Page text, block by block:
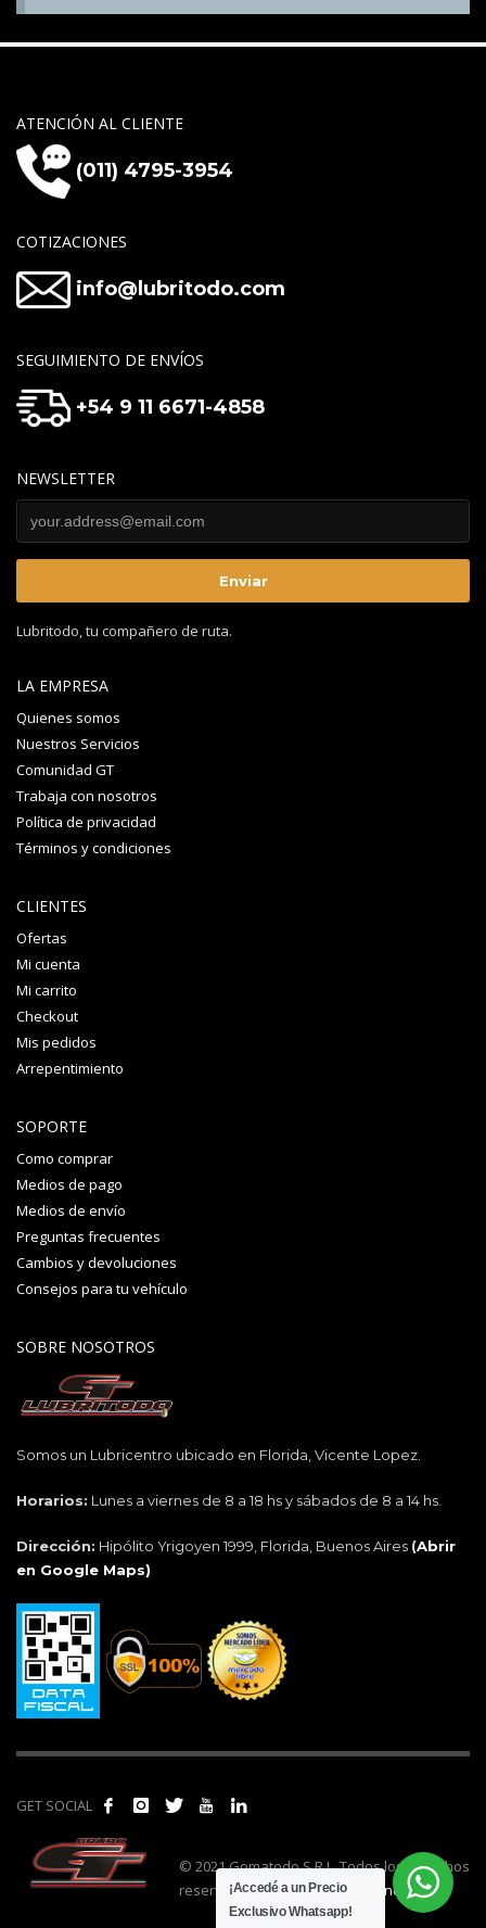
ATENCIÓN AL CLIENTE
(011) 4795-3954
COTIZACIONES
info@lubritodo.com
SEGUIMIENTO DE ENVÍOS
+54 9 11 6671-4858
NEWSLETTER
Lubritodo, tu compañero de ruta.
LA EMPRESA
Quienes somos
Nuestros Servicios
Comunidad GT
Trabaja con nosotros
Política de privacidad
Términos y condiciones
CLIENTES
Ofertas
Mi cuenta
Mi carrito
Checkout
Mis pedidos
Arrepentimiento
SOPORTE
Como comprar
Medios de pago
Medios de envío
Preguntas frecuentes
Cambios y devoluciones
Consejos para tu vehículo
SOBRE NOSOTROS
Somos un Lubricentro ubicado en Florida, Vicente Lopez.
Horarios: Lunes a viernes de 8 a 18 hs y sábados de 8 a 14 hs.
Dirección: Hipólito Yrigoyen 1999, Florida, Buenos Aires (Abrir
en Google Maps)
GET SOCIAL
© 2021 Gomatodo S.R.L. Todos los derechos
reservados. | Realizado por
cónclave.
¡Accedé a un Precio
Exclusivo Whatsapp!